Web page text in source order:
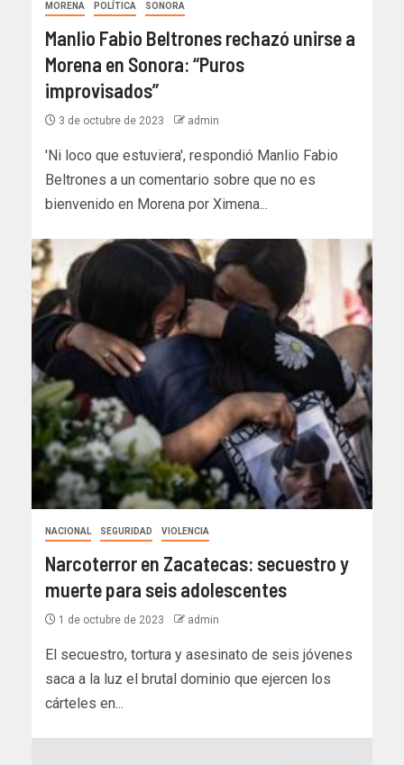
MORENA POLÍTICA SONORA
Manlio Fabio Beltrones rechazó unirse a
Morena en Sonora: “Puros
improvisados”
3 de octubre de 2023 admin
'Ni loco que estuviera', respondió Manlio Fabio
Beltrones a un comentario sobre que no es
bienvenido en Morena por Ximena...
NACIONAL SEGURIDAD VIOLENCIA
Narcoterror en Zacatecas: secuestro y
muerte para seis adolescentes
1 de octubre de 2023 admin
El secuestro, tortura y asesinato de seis jóvenes
saca a la luz el brutal dominio que ejercen los
cárteles en...